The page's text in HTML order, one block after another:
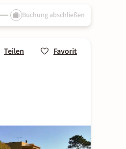
Buchung abschließen
Teilen Favorit